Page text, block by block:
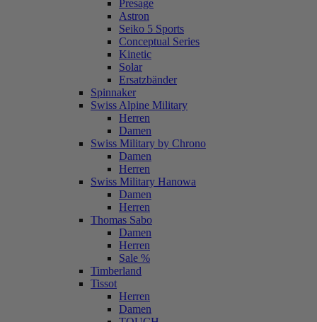
Presage
Astron
Seiko 5 Sports
Conceptual Series
Kinetic
Solar
Ersatzbänder
Spinnaker
Swiss Alpine Military
Herren
Damen
Swiss Military by Chrono
Damen
Herren
Swiss Military Hanowa
Damen
Herren
Thomas Sabo
Damen
Herren
Sale %
Timberland
Tissot
Herren
Damen